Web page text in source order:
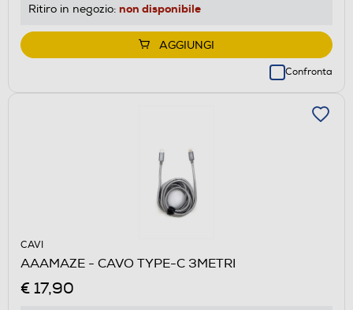
Ritiro in negozio: non disponibile
AGGIUNGI
Confronta
CAVI
AAAMAZE - CAVO TYPE-C 3METRI
€ 17,90